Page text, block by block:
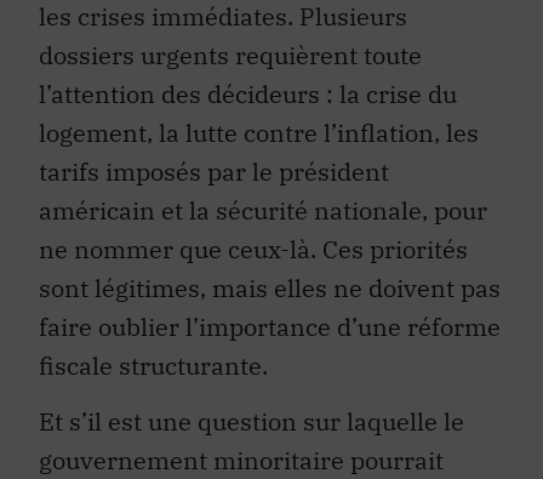
les crises immédiates. Plusieurs
dossiers urgents requièrent toute
l’attention des décideurs : la crise du
logement, la lutte contre l’inflation, les
tarifs imposés par le président
américain et la sécurité nationale, pour
ne nommer que ceux-là. Ces priorités
sont légitimes, mais elles ne doivent pas
faire oublier l’importance d’une réforme
fiscale structurante.
Et s’il est une question sur laquelle le
gouvernement minoritaire pourrait